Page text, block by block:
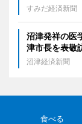
すみだ経済新聞
沼津発祥の医
津市長を表敬
沼津経済新聞
食べる